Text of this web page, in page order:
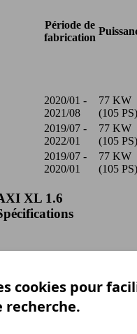
Période de
fabrication
2020/01 -
2021/08
77 KW
(105 PS)
2019/07 -
2022/01
77 KW
(105 PS)
2019/07 -
2020/01
77 KW
(105 PS)
XL 1.6
cookies pour
recherche.